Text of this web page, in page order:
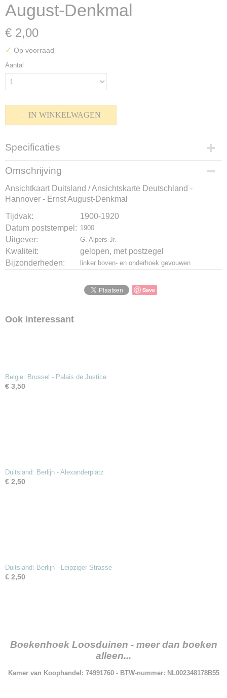
August-Denkmal
€ 2,00
✓ Op voorraad
Aantal
IN WINKELWAGEN
Specificaties
Productcode
K-1510-597
Bruto gewicht
10,00 g
Omschrijving
Ansichtkaart Duitsland / Ansichtskarte Deutschland -
Hannover - Ernst August-Denkmal
Tijdvak:
1900-1920
Datum poststempel: 1900
Uitgever: G. Alpers Jr.
Kwaliteit:
gelopen, met postzegel
Bijzonderheden:
linker boven- en onderhoek gevouwen
Save
Ook interessant
Belgie: Brussel - Palais de Justice
€ 3,50
Duitsland: Berlijn - Alexanderplatz
€ 2,50
Duitsland: Berlijn - Leipziger Strasse
€ 2,50
Boekenhoek Loosduinen - meer dan boeken
alleen...
Kamer van Koophandel: 74991760 - BTW-nummer: NL002348178B55